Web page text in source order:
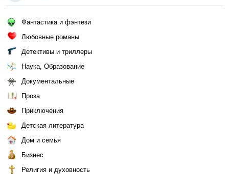
Фантастика и фэнтези
Любовные романы
Детективы и триллеры
Наука, Образование
Документальные
Проза
Приключения
Детская литература
Дом и семья
Бизнес
Религия и духовность